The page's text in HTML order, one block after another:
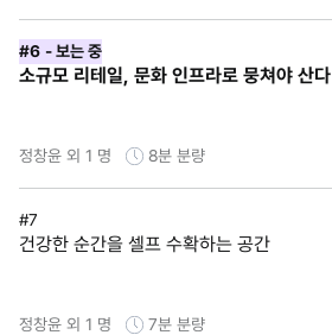
#6 - 보는 중
소규모 리테일, 문화 인프라로 뭉쳐야 산다
정창윤 외 1 명 8분 분량
#7
건강한 순간을 셀프 수확하는 공간
정창윤 외 1 명 7분 분량